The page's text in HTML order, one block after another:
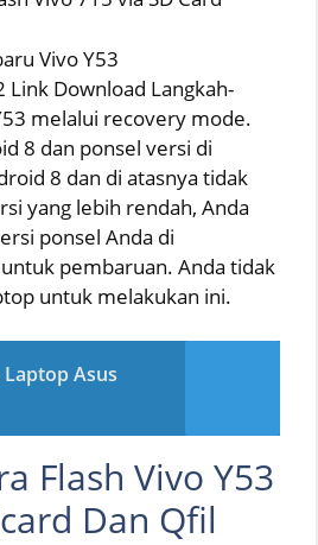
Vivo Y53
Link Download Langkah-
melalui recovery mode.
8 dan ponsel versi di
8 dan di atasnya tidak
yang lebih rendah, Anda
ponsel Anda di
pembaruan. Anda tidak
untuk melakukan ini.
Laptop Asus
Flash Vivo Y53
Dan Qfil